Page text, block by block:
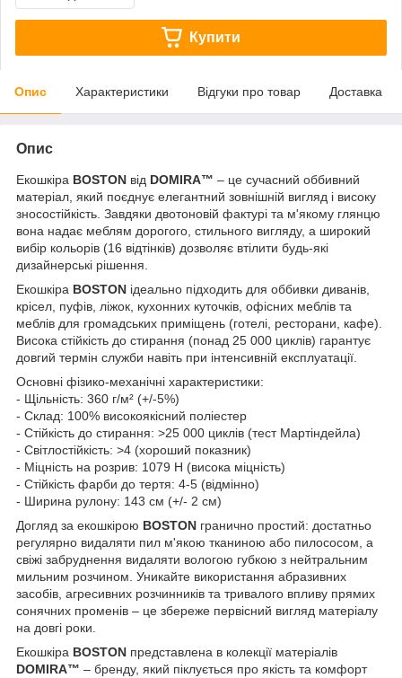
Купити
Опис Характеристики Відгуки про товар Доставка
Опис
Екошкіра BOSTON від DOMIRA™ – це сучасний оббивний
матеріал, який поєднує елегантний зовнішній вигляд і високу
зносостійкість. Завдяки двотоновій фактурі та м'якому глянцю
вона надає меблям дорогого, стильного вигляду, а широкий
вибір кольорів (16 відтінків) дозволяє втілити будь-які
дизайнерські рішення.
Екошкіра BOSTON ідеально підходить для оббивки диванів,
крісел, пуфів, ліжок, кухонних куточків, офісних меблів та
меблів для громадських приміщень (готелі, ресторани, кафе).
Висока стійкість до стирання (понад 25 000 циклів) гарантує
довгий термін служби навіть при інтенсивній експлуатації.
Основні фізико-механічні характеристики:
- Щільність: 360 г/м² (+/-5%)
- Склад: 100% високоякісний поліестер
- Стійкість до стирання: >25 000 циклів (тест Мартіндейла)
- Світлостійкість: >4 (хороший показник)
- Міцність на розрив: 1079 Н (висока міцність)
- Стійкість фарби до тертя: 4-5 (відмінно)
- Ширина рулону: 143 см (+/- 2 см)
Догляд за екошкірою BOSTON гранично простий: достатньо
регулярно видаляти пил м'якою тканиною або пилососом, а
свіжі забруднення видаляти вологою губкою з нейтральним
мильним розчином. Уникайте використання абразивних
засобів, агресивних розчинників та тривалого впливу прямих
сонячних променів – це збереже первісний вигляд матеріалу
на довгі роки.
Екошкіра BOSTON представлена в колекції матеріалів
DOMIRA™ – бренду, який піклується про якість та комфорт